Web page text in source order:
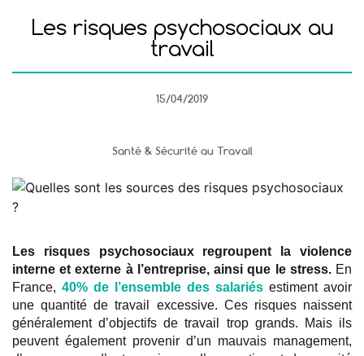
Les risques psychosociaux au
travail
15/04/2019
Santé & Sécurité au Travail
Les risques psychosociaux regroupent la violence
interne et externe à l’entreprise, ainsi que le stress.En
France, 40% de l’ensemble des salariés estiment avoir
une quantité de travail excessive. Ces risques naissent
généralement d’objectifs de travail trop grands. Mais ils
peuvent également provenir d’un mauvais management,